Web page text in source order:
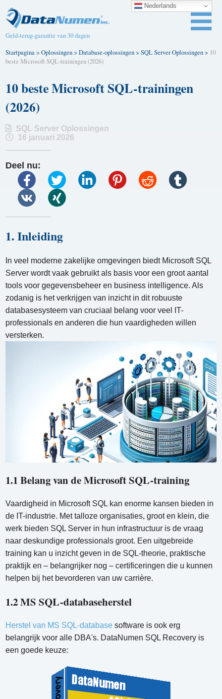
Geld-terug-garantie van 30 dagen
Startpagina>Oplossingen>Database-oplossingen>SQL Server Oplossingen> 10
beste Microsoft SQL-trainingen (2026)
10 beste Microsoft SQL-trainingen
(2026)
SQL Server Oplossingen
16 januari 2026
Deel nu:
1. Inleiding
In veel moderne zakelijke omgevingen biedt Microsoft SQL
Server wordt vaak gebruikt als basis voor een groot aantal
tools voor gegevensbeheer en business intelligence. Als
zodanig is het verkrijgen van inzicht in dit robuuste
databasesysteem van cruciaal belang voor veel IT-
professionals en anderen die hun vaardigheden willen
versterken.
1.1 Belang van de Microsoft SQL-training
Vaardigheid in Microsoft SQL kan enorme kansen bieden in
de IT-industrie. Met talloze organisaties, groot en klein, die
werk bieden SQL Server in hun infrastructuur is de vraag
naar deskundige professionals groot. Een uitgebreide
training kan u inzicht geven in de SQL-theorie, praktische
praktijk en – belangrijker nog – certificeringen die u kunnen
helpen bij het bevorderen van uw carrière.
1.2 MS SQL-databaseherstel
Herstel van MS SQL-database software is ook erg
belangrijk voor alle DBA's. DataNumen SQL Recovery is
een goede keuze:
Nederlands